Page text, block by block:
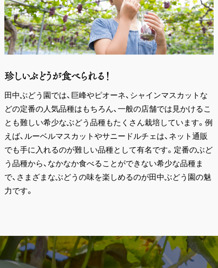
珍しいぶどうが食べられる！
田中ぶどう園では、巨峰やピオーネ、シャインマスカットな
どの定番の人気品種はもちろん、一般の店舗では見かけるこ
とも難しい希少なぶどう品種もたくさん栽培しています。例
えば、ルーベルマスカットやサニードルチェは、ネット通販
でも手に入れるのが難しい品種として有名です。定番のぶど
う品種から、なかなか食べることができない希少な品種ま
で、さまざまなぶどうの味を楽しめるのが田中ぶどう園の魅
力です。